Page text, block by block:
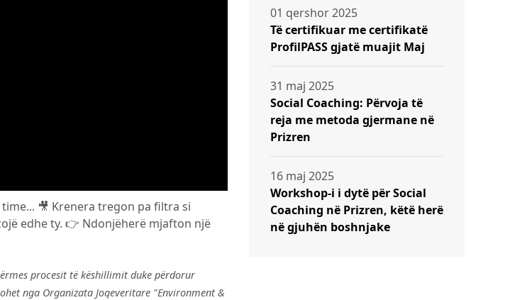
🎥 Krenera tregon pa filtra si
edhe ty. 👉 Ndonjëherë mjafton një
procesit të këshillimit duke përdorur
nga Organizata Joqeveritare "Environment &
01 qershor 2025
Të certifikuar me certifikatë
ProfilPASS gjatë muajit Maj
31 maj 2025
Social Coaching: Përvoja të
reja me metoda gjermane në
Prizren
16 maj 2025
Workshop-i i dytë për Social
Coaching në Prizren, këtë herë
në gjuhën boshnjake